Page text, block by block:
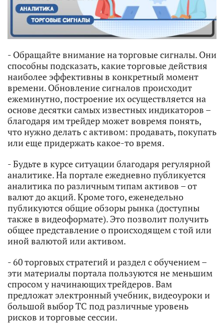
- Обращайте внимание на торговые сигналы. Они
способны подсказать, какие торговые действия
наиболее эффективны в конкретный момент
времени. Обновление сигналов происходит
ежеминутно, построение их осуществляется на
основе десятки самых известных индикаторов –
благодаря им трейдер может вовремя понять,
что нужно делать с активом: продавать, покупать
или еще придержать какое-то время.
- Будьте в курсе ситуации благодаря регулярной
аналитике. На портале ежедневно публикуется
аналитика по различным типам активов – от
валют до акций. Кроме того, еженедельно
публикуются общие обзоры рынка (доступны
также в видеоформате). Это позволит получить
общее представление о происходящем с той или
иной валютой или активом.
- 60 торговых стратегий и раздел с обучением –
эти материалы портала пользуются не меньшим
спросом у начинающих трейдеров. Вам
предложат электронный учебник, видеоуроки и
большой выбор ТС под различные уровень
рисков и торговые сессии.